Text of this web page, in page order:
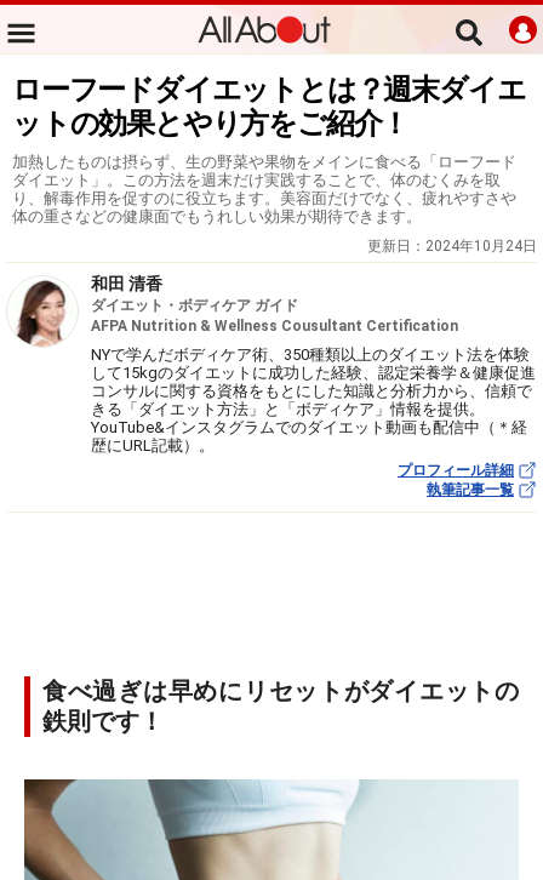
ローフードダイエットとは？週末ダイエ
ットの効果とやり方をご紹介！
加熱したものは摂らず、生の野菜や果物をメインに食べる「ローフード
ダイエット」。この方法を週末だけ実践することで、体のむくみを取
り、解毒作用を促すのに役立ちます。美容面だけでなく、疲れやすさや
体の重さなどの健康面でもうれしい効果が期待できます。
更新日： 2024年10月24日
和田 清香
ダイエット・ボディケア ガイド
AFPA Nutrition & Wellness Cousultant Certification
NYで学んだボディケア術、350種類以上のダイエット法を体験
して15kgのダイエットに成功した経験、認定栄養学＆健康促進
コンサルに関する資格をもとにした知識と分析力から、信頼で
きる「ダイエット方法」と「ボディケア」情報を提供。
YouTube&インスタグラムでのダイエット動画も配信中（＊経
歴にURL記載）。
プロフィール詳細
執筆記事一覧
食べ過ぎは早めにリセットがダイエットの
鉄則です！